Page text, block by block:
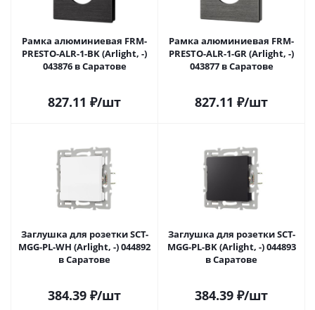
Рамка алюминиевая FRM-
PRESTO-ALR-1-BK (Arlight, -)
043876 в Саратове
827.11 ₽/шт
Рамка алюминиевая FRM-
PRESTO-ALR-1-GR (Arlight, -)
043877 в Саратове
827.11 ₽/шт
Заглушка для розетки SCT-
MGG-PL-WH (Arlight, -) 044892
в Саратове
384.39 ₽/шт
Заглушка для розетки SCT-
MGG-PL-BK (Arlight, -) 044893
в Саратове
384.39 ₽/шт